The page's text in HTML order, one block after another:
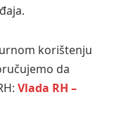
korištenju
da
Vlada RH –